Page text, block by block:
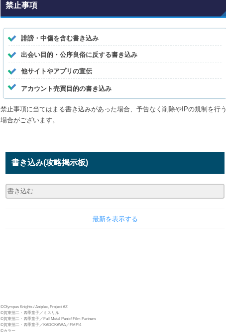
禁止事項
誹謗・中傷を含む書き込み
出会い目的・公序良俗に反する書き込み
他サイトやアプリの宣伝
アカウント売買目的の書き込み
禁止事項に当てはまる書き込みがあった場合、予告なく削除やIPの規制を行う
場合がございます。
書き込み(攻略掲示板)
最新を表示する
©Olympus Knights / Aniplex, Project AZ
©賀東招二・四季童子／ミスリル
©賀東招二・四季童子／Full Metal Panic! Film Partners
©賀東招二・四季童子／KADOKAWA／FMP!4
©カラー